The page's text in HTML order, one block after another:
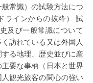
常識）の試験方法につ
ラインからの抜粋） 試
及び一般常識について
訪れている又は外国人
る地理、歴史並びに産
要な事柄（日本と世界
観光旅客の関心の強い